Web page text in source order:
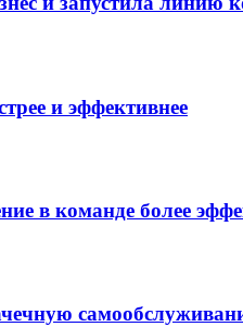
и эффективнее
в команде более